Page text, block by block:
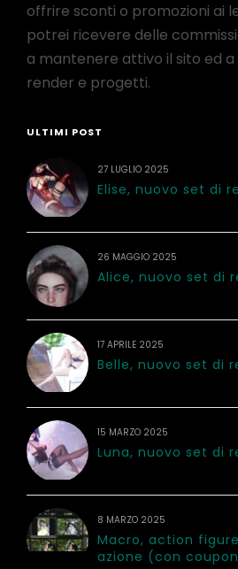
offrire sconti o promozioni ai
potrei ricevere delle
a mantenere attivo il sito ed a
render e progetti.
ULTIMI POST
27 LUGLIO 2025
Elise, nuovo set di
26 MAGGIO 2025
Alice, nuovo set di
17 APRILE 2025
Belle, nuovo set di
15 MARZO 2025
Luna, nuovo set di
8 MARZO 2025
Macro, action
azione (con